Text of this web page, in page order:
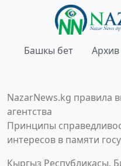
Башкы бет Архив
NazarNews.kg правила
агентства
Принципы
интересов в памяти
Кыргыз Республикасы,